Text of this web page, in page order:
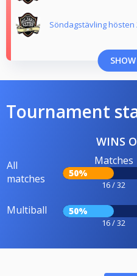
Söndagstävling hösten
Tournament
WINS
All
matches
Matches
50%
16 / 32
Multiball 50%
16 / 32